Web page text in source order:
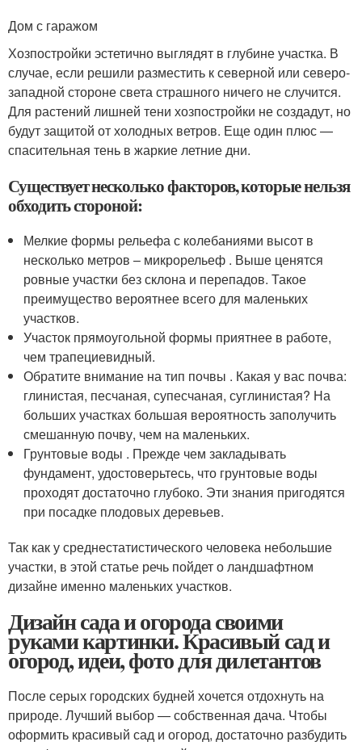
Дом с гаражом
Хозпостройки эстетично выглядят в глубине участка. В
случае, если решили разместить к северной или северо-
западной стороне света страшного ничего не случится.
Для растений лишней тени хозпостройки не создадут, но
будут защитой от холодных ветров. Еще один плюс —
спасительная тень в жаркие летние дни.
Существует несколько факторов, которые нельзя
обходить стороной:
Мелкие формы рельефа с колебаниями высот в
несколько метров – микрорельеф . Выше ценятся
ровные участки без склона и перепадов. Такое
преимущество вероятнее всего для маленьких
участков.
Участок прямоугольной формы приятнее в работе,
чем трапециевидный.
Обратите внимание на тип почвы . Какая у вас почва:
глинистая, песчаная, супесчаная, суглинистая? На
больших участках большая вероятность заполучить
смешанную почву, чем на маленьких.
Грунтовые воды . Прежде чем закладывать
фундамент, удостоверьтесь, что грунтовые воды
проходят достаточно глубоко. Эти знания пригодятся
при посадке плодовых деревьев.
Так как у среднестатистического человека небольшие
участки, в этой статье речь пойдет о ландшафтном
дизайне именно маленьких участков.
Дизайн сада и огорода своими
руками картинки. Красивый сад и
огород, идеи, фото для дилетантов
После серых городских будней хочется отдохнуть на
природе. Лучший выбор — собственная дача. Чтобы
оформить красивый сад и огород, достаточно разбудить